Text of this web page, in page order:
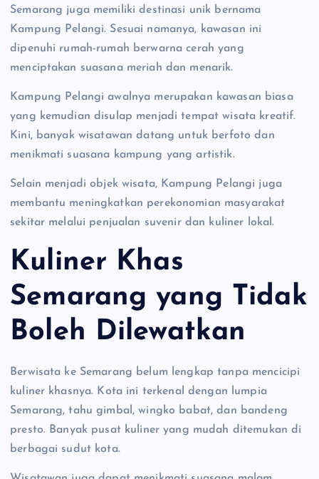
Semarang juga memiliki destinasi unik bernama
Kampung Pelangi. Sesuai namanya, kawasan ini
dipenuhi rumah-rumah berwarna cerah yang
menciptakan suasana meriah dan menarik.
Kampung Pelangi awalnya merupakan kawasan biasa
yang kemudian disulap menjadi tempat wisata kreatif.
Kini, banyak wisatawan datang untuk berfoto dan
menikmati suasana kampung yang artistik.
Selain menjadi objek wisata, Kampung Pelangi juga
membantu meningkatkan perekonomian masyarakat
sekitar melalui penjualan suvenir dan kuliner lokal.
Kuliner Khas
Semarang yang Tidak
Boleh Dilewatkan
Berwisata ke Semarang belum lengkap tanpa mencicipi
kuliner khasnya. Kota ini terkenal dengan lumpia
Semarang, tahu gimbal, wingko babat, dan bandeng
presto. Banyak pusat kuliner yang mudah ditemukan di
berbagai sudut kota.